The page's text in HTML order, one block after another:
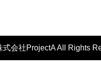
会社ProjectA All Rights